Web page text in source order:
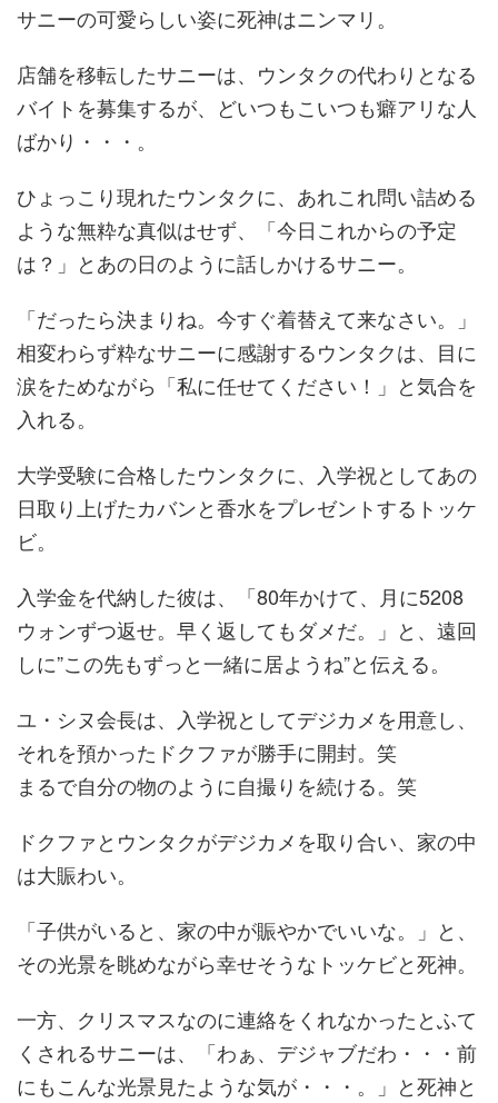
サニーの可愛らしい姿に死神はニンマリ。
店舗を移転したサニーは、ウンタクの代わりとなる
バイトを募集するが、どいつもこいつも癖アリな人
ばかり・・・。
ひょっこり現れたウンタクに、あれこれ問い詰める
ような無粋な真似はせず、「今日これからの予定
は？」とあの日のように話しかけるサニー。
「だったら決まりね。今すぐ着替えて来なさい。」
相変わらず粋なサニーに感謝するウンタクは、目に
涙をためながら「私に任せてください！」と気合を
入れる。
大学受験に合格したウンタクに、入学祝としてあの
日取り上げたカバンと香水をプレゼントするトッケ
ビ。
入学金を代納した彼は、「80年かけて、月に5208
ウォンずつ返せ。早く返してもダメだ。」と、遠回
しに”この先もずっと一緒に居ようね”と伝える。
ユ・シヌ会長は、入学祝としてデジカメを用意し、
それを預かったドクファが勝手に開封。笑
まるで自分の物のように自撮りを続ける。笑
ドクファとウンタクがデジカメを取り合い、家の中
は大賑わい。
「子供がいると、家の中が賑やかでいいな。」と、
その光景を眺めながら幸せそうなトッケビと死神。
一方、クリスマスなのに連絡をくれなかったとふて
くされるサニーは、「わぁ、デジャブだわ・・・前
にもこんな光景見たような気が・・・。」と死神と